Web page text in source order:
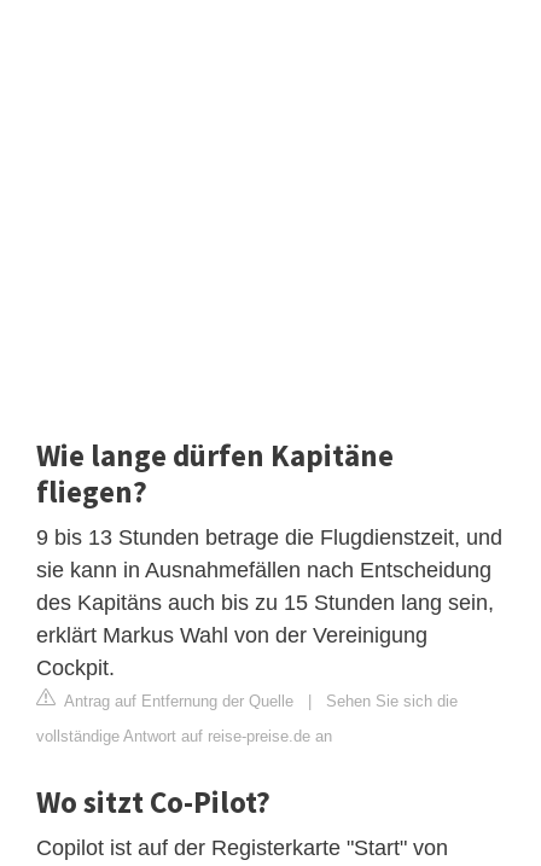
Wie lange dürfen Kapitäne
fliegen?
9 bis 13 Stunden betrage die Flugdienstzeit, und
sie kann in Ausnahmefällen nach Entscheidung
des Kapitäns auch bis zu 15 Stunden lang sein,
erklärt Markus Wahl von der Vereinigung
Cockpit.
Antrag auf Entfernung der Quelle | Sehen Sie sich die
vollständige Antwort auf reise-preise.de an
Wo sitzt Co-Pilot?
Copilot ist auf der Registerkarte "Start" von